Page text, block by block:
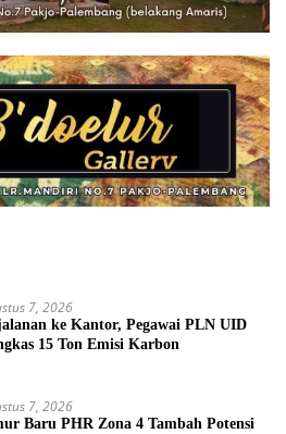
7, 2026
ke Kantor, Pegawai PLN UID
15 Ton Emisi Karbon
7, 2026
Baru PHR Zona 4 Tambah Potensi